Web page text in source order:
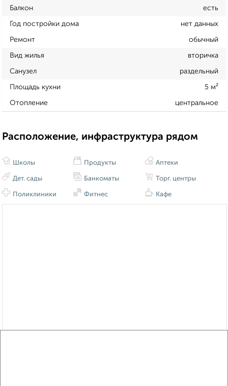
Балкон есть
Год постройки дома нет данных
Ремонт обычный
Вид жилья вторичка
Санузел раздельный
Площадь кухни 5 м²
Отопление центральное
Расположение, инфраструктура рядом
Школы
Дет. сады
Поликлиники
Продукты
Банкоматы
Фитнес
Аптеки
Торг. центры
Кафе